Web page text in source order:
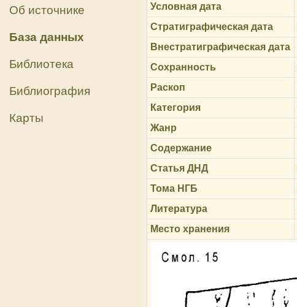
Об источнике
База данных
Библиотека
Библиография
Карты
Условная дата
Стратиграфическая дата
Внестратиграфическая дата
Сохранность
Раскоп
Категория
Жанр
Содержание
Статья ДНД
Тома НГБ
Литература
Место хранения